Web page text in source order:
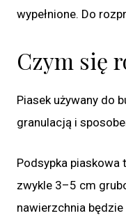
wypełnione. Do
Czym się
Piasek używany do
granulacją i
Podsypka piaskowa
zwykle 3–5 cm
nawierzchnia